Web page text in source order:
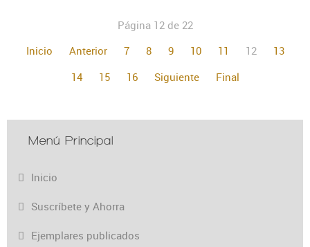
Página 12 de 22
Inicio
Anterior 7 8 9 10 11 12
13
14
15 16 Siguiente Final
Menú Principal
Inicio
Suscríbete y Ahorra
Ejemplares publicados